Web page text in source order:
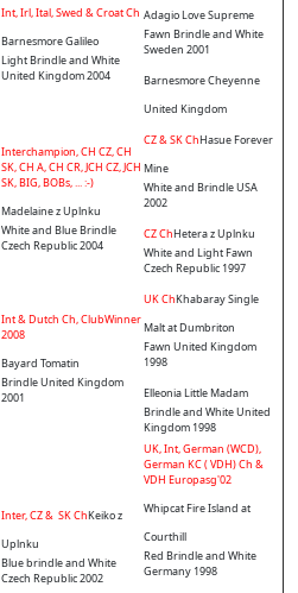
Int, Irl, Ital, Swed & Croat Ch
Barnesmore Galileo
Light Brindle and White
United Kingdom 2004
Adagio Love Supreme
Fawn Brindle and White
Sweden 2001
Barnesmore Cheyenne
United Kingdom
Interchampion, CH CZ, CH
SK, CH A, CH CR, JCH CZ, JCH
SK, BIG, BOBs, ... :-)
Madelaine z Uplnku
White and Blue Brindle
Czech Republic 2004
CZ & SK ChHasue Forever
Mine
White and Brindle USA
2002
CZ ChHetera z Uplnku
White and Light Fawn
Czech Republic 1997
Int & Dutch Ch, ClubWinner
2008
Bayard Tomatin
Brindle United Kingdom
2001
UK ChKhabaray Single
Malt at Dumbriton
Fawn United Kingdom
1998
Elleonia Little Madam
Brindle and White United
Kingdom 1998
Inter, CZ & SK ChKeiko z
Uplnku
Blue brindle and White
Czech Republic 2002
UK, Int, German (WCD),
German KC ( VDH) Ch &
VDH Europasg'02
Whipcat Fire Island at
Courthill
Red Brindle and White
Germany 1998